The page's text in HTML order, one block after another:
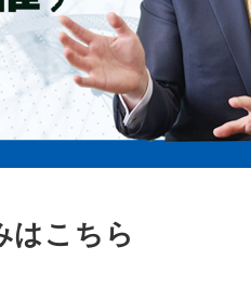
はこちら